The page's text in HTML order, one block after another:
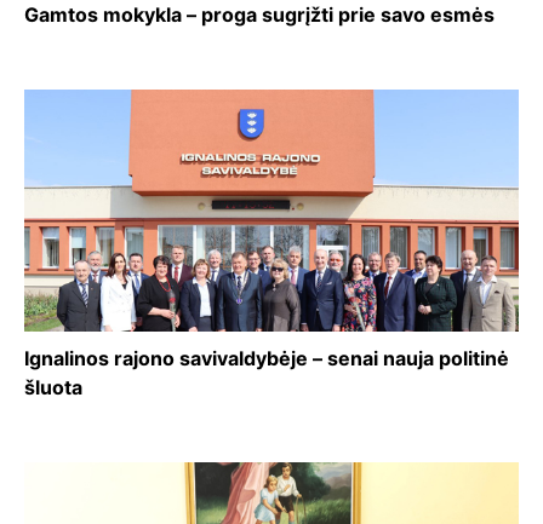
Gamtos mokykla – proga sugrįžti prie savo esmės
Ignalinos rajono savivaldybėje – senai nauja politinė
šluota